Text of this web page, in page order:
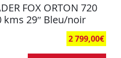
FOX ORTON 720
29″ Bleu/noir
2 799,00€